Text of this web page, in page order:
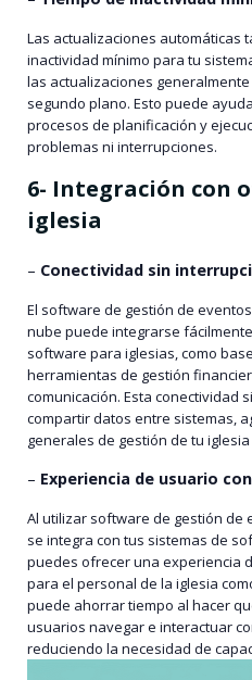
Las actualizaciones automáticas
inactividad mínimo para tu
las actualizaciones
segundo plano. Esto puede
procesos de planificación y
problemas ni interrupciones.
6- Integración con
iglesia
– Conectividad sin
El software de gestión de
nube puede integrarse
software para iglesias, como
herramientas de gestión
comunicación. Esta conectividad
compartir datos entre sistemas,
generales de gestión de tu
– Experiencia de usuario
Al utilizar software de gestión de
se integra con tus sistemas de
puedes ofrecer una experiencia
para el personal de la iglesia
puede ahorrar tiempo al hacer
usuarios navegar e interactuar
reduciendo la necesidad de